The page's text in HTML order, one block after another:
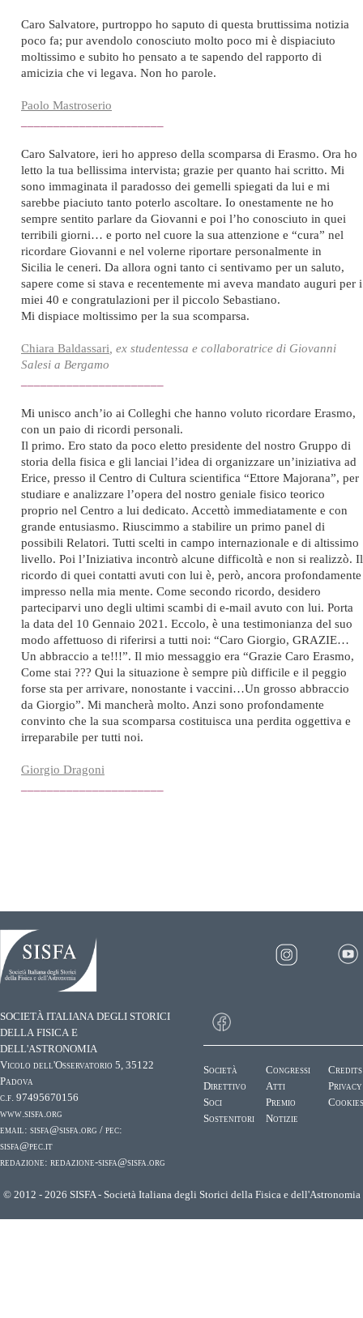
Caro Salvatore, purtroppo ho saputo di questa bruttissima notizia
poco fa; pur avendolo conosciuto molto poco mi è dispiaciuto
moltissimo e subito ho pensato a te sapendo del rapporto di
amicizia che vi legava. Non ho parole.
Paolo Mastroserio
Caro Salvatore, ieri ho appreso della scomparsa di Erasmo. Ora ho
letto la tua bellissima intervista; grazie per quanto hai scritto. Mi
sono immaginata il paradosso dei gemelli spiegati da lui e mi
sarebbe piaciuto tanto poterlo ascoltare. Io onestamente ne ho
sempre sentito parlare da Giovanni e poi l’ho conosciuto in quei
terribili giorni… e porto nel cuore la sua attenzione e “cura” nel
ricordare Giovanni e nel volerne riportare personalmente in
Sicilia le ceneri. Da allora ogni tanto ci sentivamo per un saluto,
sapere come si stava e recentemente mi aveva mandato auguri per i
miei 40 e congratulazioni per il piccolo Sebastiano.
Mi dispiace moltissimo per la sua scomparsa.
Chiara Baldassari , ex studentessa e collaboratrice di Giovanni
Salesi a Bergamo
Mi unisco anch’io ai Colleghi che hanno voluto ricordare Erasmo,
con un paio di ricordi personali.
Il primo. Ero stato da poco eletto presidente del nostro Gruppo di
storia della fisica e gli lanciai l’idea di organizzare un’iniziativa ad
Erice, presso il Centro di Cultura scientifica “Ettore Majorana”, per
studiare e analizzare l’opera del nostro geniale fisico teorico
proprio nel Centro a lui dedicato. Accettò immediatamente e con
grande entusiasmo. Riuscimmo a stabilire un primo panel di
possibili Relatori. Tutti scelti in campo internazionale e di altissimo
livello. Poi l’Iniziativa incontrò alcune difficoltà e non si realizzò. Il
ricordo di quei contatti avuti con lui è, però, ancora profondamente
impresso nella mia mente. Come secondo ricordo, desidero
parteciparvi uno degli ultimi scambi di e-mail avuto con lui. Porta
la data del 10 Gennaio 2021. Eccolo, è una testimonianza del suo
modo affettuoso di riferirsi a tutti noi: “Caro Giorgio, GRAZIE…
Un abbraccio a te!!!”. Il mio messaggio era “Grazie Caro Erasmo,
Come stai ??? Qui la situazione è sempre più difficile e il peggio
forse sta per arrivare, nonostante i vaccini…Un grosso abbraccio
da Giorgio”. Mi mancherà molto. Anzi sono profondamente
convinto che la sua scomparsa costituisca una perdita oggettiva e
irreparabile per tutti noi.
Giorgio Dragoni
SOCIETÀ ITALIANA DEGLI STORICI
DELLA FISICA E
DELL'ASTRONOMIA
Vicolo dell'Osservatorio 5, 35122
Padova
c.f. 97495670156
www.sisfa.org
email: sisfa@sisfa.org / pec:
sisfa@pec.it
redazione: redazione-sisfa@sisfa.org
Società
Direttivo
Soci
Sostenitori
Congressi
Atti
Premio
Notizie
Credits
Privacy
© 2012 - 2026 SISFA - Società Italiana degli Storici della Fisica e dell'Astronomia